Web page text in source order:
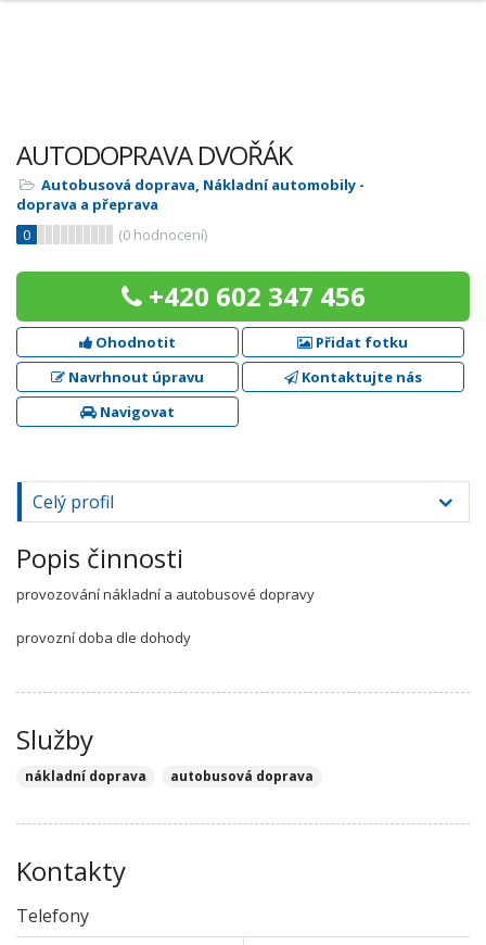
AUTODOPRAVA DVOŘÁK
Autobusová doprava, Nákladní automobily -
doprava a přeprava
0
(0 hodnocení)
+420 602 347 456
Ohodnotit
Přidat fotku
Navrhnout úpravu
Kontaktujte nás
Navigovat
Celý profil
Popis činnosti
provozování nákladní a autobusové dopravy
provozní doba dle dohody
Služby
nákladní doprava autobusová doprava
Kontakty
Telefony